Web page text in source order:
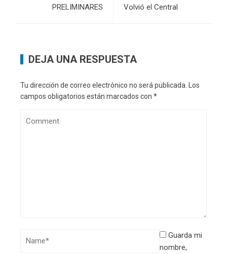
PRELIMINARES
Volvió el Central
DEJA UNA RESPUESTA
Tu dirección de correo electrónico no será publicada. Los
campos obligatorios están marcados con *
Guarda mi
nombre,